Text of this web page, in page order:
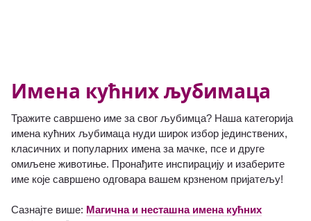
Имена кућних љубимаца
Тражите савршено име за свог љубимца? Наша категорија
имена кућних љубимаца нуди широк избор јединствених,
класичних и популарних имена за мачке, псе и друге
омиљене животиње. Пронађите инспирацију и изаберите
име које савршено одговара вашем крзненом пријатељу!
Сазнајте више: Магична и несташна имена кућних